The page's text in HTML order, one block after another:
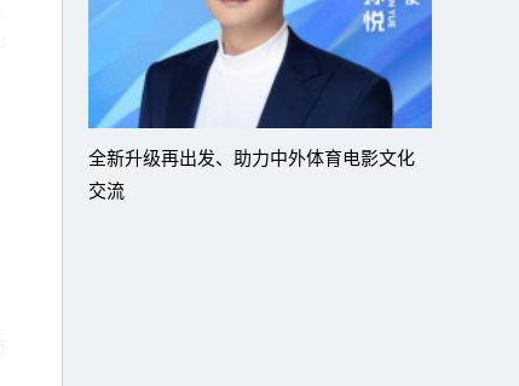
全新升级再出发、助力中外体育电影文化
交流